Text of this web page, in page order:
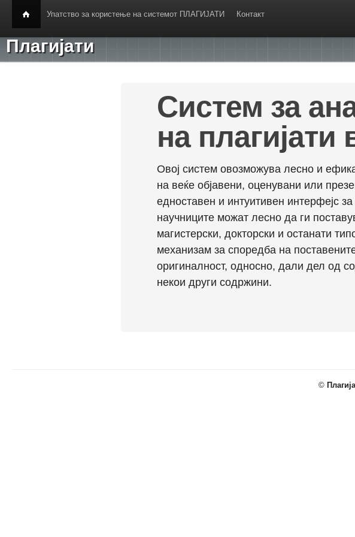
Упатство за користење на системот ПЛАГИЈАТИ Контакт
Плагијати
Систем за
на плагијати
Овој систем овозможува лесно и
на веќе објавени, оценувани или
едноставен и интуитивен интерфејс
научниците можат лесно да ги
магистерски, докторски и останати
механизам за споредба на
оригиналност, односно, дали дел од
некои други содржини.
©